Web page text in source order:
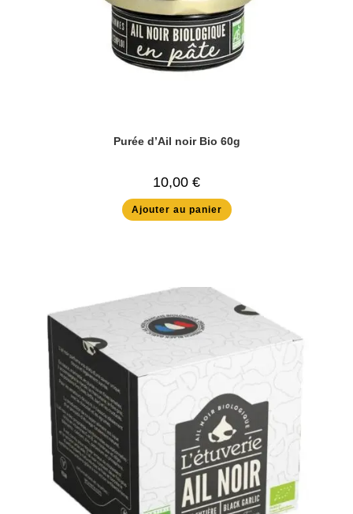
Purée d’Ail noir Bio 60g
10,00 €
Ajouter au panier